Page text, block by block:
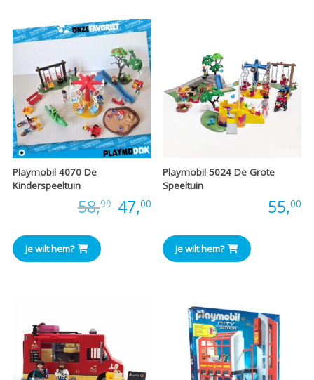
Playmobil 4070 De
Kinderspeeltuin
58,99 Oorspronkelijke
47,00Huidige
prijs
is:
Je wilt hem?
Playmobil 5024 De Grote
Speeltuin
55,00
Je wilt hem?